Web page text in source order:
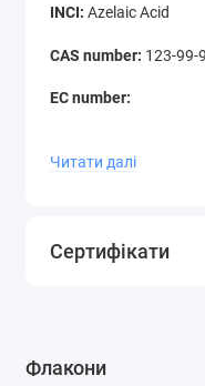
INCI: Azelaic Acid
CAS number: 123-99-9
EC number:
Хімічна формула:
Добре
Читати далі
Сертифікати
Флакони